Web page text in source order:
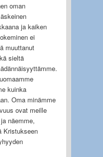
oman
ja kaiken
ei
muuttanut
sieltä
kuinka
Oma minämme
ovat meille
näemme,
Kristukseen